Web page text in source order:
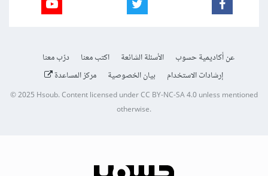
عن أكاديمية حسوب الأسئلة الشائعة اكتب معنا
درّب معنا
إرشادات الاستخدام
بيان الخصوصية مركز المساعدة
© 2025Hsoub.Content licensed underCC BY-NC-SA 4.0unless mentioned
otherwise.